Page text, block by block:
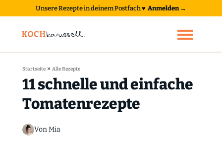
Unsere Rezepte in deinem Postfach♥ Anmelden →
Startseite» Alle Rezepte
11 schnelle und einfache
Tomatenrezepte
Von Mia